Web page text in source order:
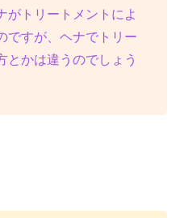
がトリートメントによ
ですが、ヘナでトリー
とかは違うのでしょう